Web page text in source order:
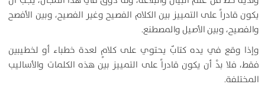
يكون قادراً على التمييز بين الكلام الفصيح وغير الفصيح، وبين الأفصح
والفصيح، وبين الأصيل والمصطنع.
وإذا وقع في يده كتابٌ يحتوي على كلامٍ لعدة خطباء أو لخطيبين
فقط، فلا بدَّ أن يكون قادراً على التمييز بين هذه الكلمات والأساليب
المختلفة.